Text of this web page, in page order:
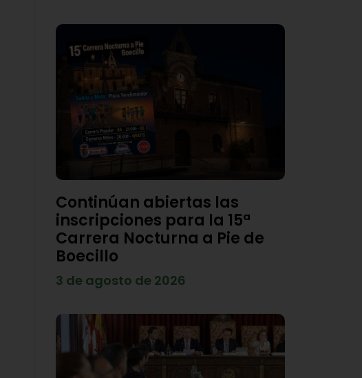
Continúan abiertas las
inscripciones para la 15ª
Carrera Nocturna a Pie de
Boecillo
3 de agosto de 2026